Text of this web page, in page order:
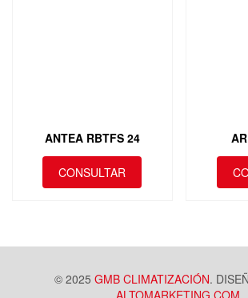
ANTEA RBTFS 24
CONSULTAR
© 2025 GMB CLIMATIZACIÓN.
ALTOMARKETING.COM